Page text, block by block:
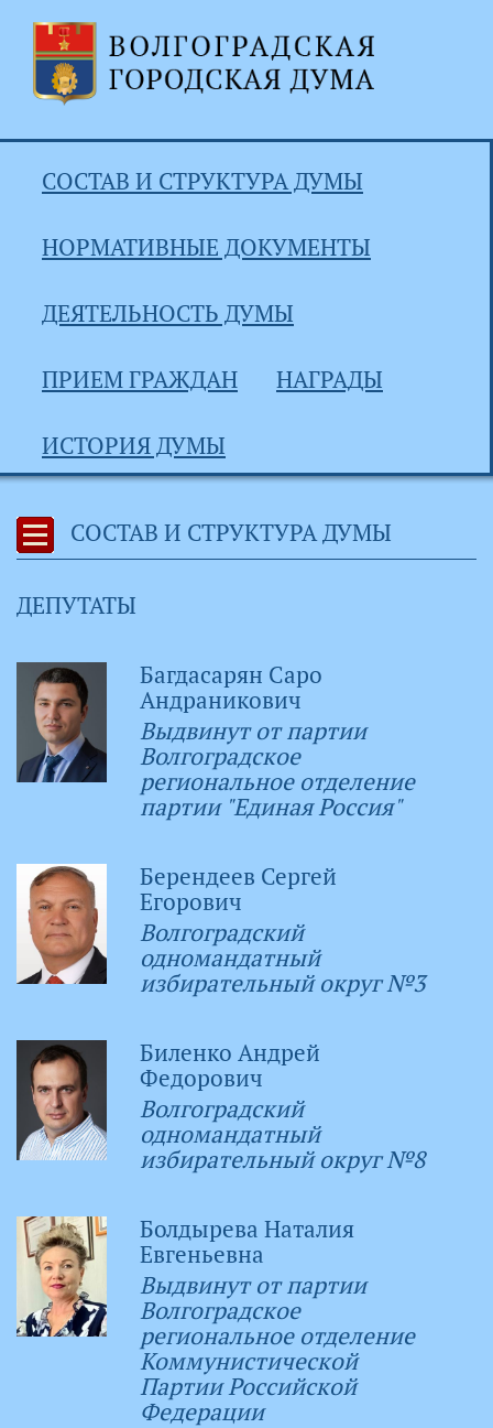
СОСТАВ И СТРУКТУРА ДУМЫ
НОРМАТИВНЫЕ ДОКУМЕНТЫ
ДЕЯТЕЛЬНОСТЬ ДУМЫ
ПРИЕМ ГРАЖДАН НАГРАДЫ
ИСТОРИЯ ДУМЫ
СОСТАВ И СТРУКТУРА ДУМЫ
ДЕПУТАТЫ
Багдасарян Саро
Андраникович
Выдвинут от партии
Волгоградское
региональное отделение
партии "Единая Россия"
Берендеев Сергей
Егорович
Волгоградский
одномандатный
избирательный округ №3
Биленко Андрей
Федорович
Волгоградский
одномандатный
избирательный округ №8
Болдырева Наталия
Евгеньевна
Выдвинут от партии
Волгоградское
региональное отделение
Коммунистической
Партии Российской
Федерации